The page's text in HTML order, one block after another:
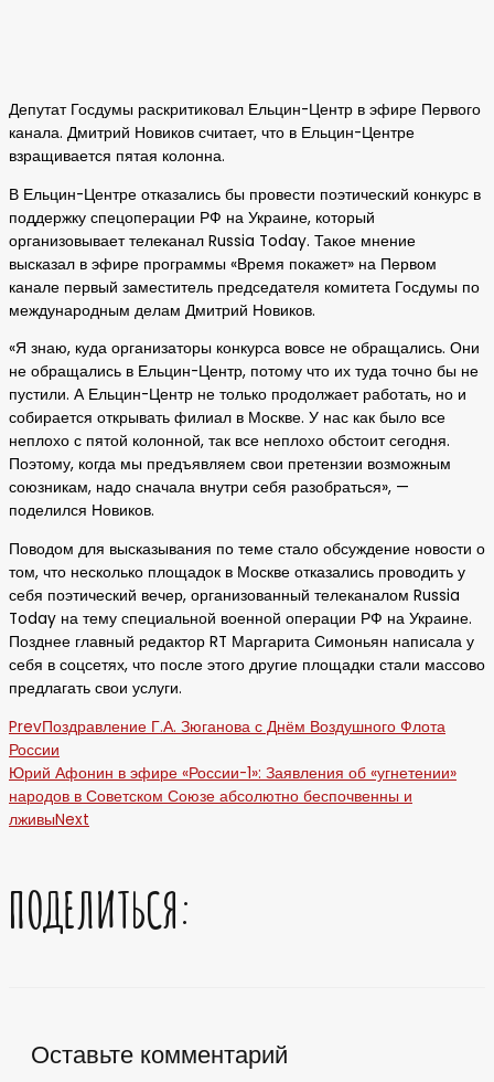
Депутат Госдумы раскритиковал Ельцин-Центр в эфире Первого
канала. Дмитрий Новиков считает, что в Ельцин-Центре
взращивается пятая колонна.
В Ельцин-Центре отказались бы провести поэтический конкурс в
поддержку спецоперации РФ на Украине, который
организовывает телеканал Russia Today. Такое мнение
высказал в эфире программы «Время покажет» на Первом
канале первый заместитель председателя комитета Госдумы по
международным делам Дмитрий Новиков.
«Я знаю, куда организаторы конкурса вовсе не обращались. Они
не обращались в Ельцин-Центр, потому что их туда точно бы не
пустили. А Ельцин-Центр не только продолжает работать, но и
собирается открывать филиал в Москве. У нас как было все
неплохо с пятой колонной, так все неплохо обстоит сегодня.
Поэтому, когда мы предъявляем свои претензии возможным
союзникам, надо сначала внутри себя разобраться», —
поделился Новиков.
Поводом для высказывания по теме стало обсуждение новости о
том, что несколько площадок в Москве отказались проводить у
себя поэтический вечер, организованный телеканалом Russia
Today на тему специальной военной операции РФ на Украине.
Позднее главный редактор RT Маргарита Симоньян написала у
себя в соцсетях, что после этого другие площадки стали массово
предлагать свои услуги.
PrevПоздравление Г.А. Зюганова с Днём Воздушного Флота
России
Юрий Афонин в эфире «России-1»: Заявления об «угнетении»
народов в Советском Союзе абсолютно беспочвенны и
лживыNext
ПОДЕЛИТЬСЯ:
Оставьте комментарий